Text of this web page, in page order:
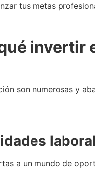
tus metas
invertir
son numerosas y
a un mundo de